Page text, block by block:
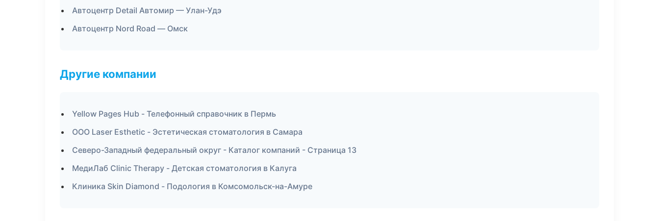
Автоцентр Detail Автомир — Улан-Удэ
Автоцентр Nord Road — Омск
Другие компании
Yellow Pages Hub - Телефонный справочник в Пермь
ООО Laser Esthetic - Эстетическая стоматология в Самара
Северо-Западный федеральный округ - Каталог компаний - Страница 13
МедиЛаб Clinic Therapy - Детская стоматология в Калуга
Клиника Skin Diamond - Подология в Комсомольск-на-Амуре